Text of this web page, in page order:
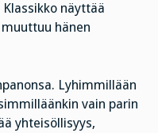
näyttää
hänen
Lyhimmillään
vain parin
yhteisöllisyys,